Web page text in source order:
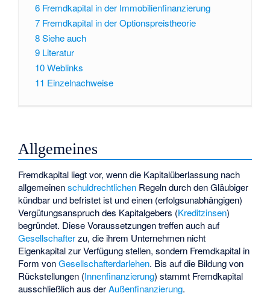
6 Fremdkapital in der Immobilienfinanzierung
7 Fremdkapital in der Optionspreistheorie
8Siehe auch
9 Literatur
10Weblinks
11 Einzelnachweise
Allgemeines
Fremdkapital liegt vor, wenn die Kapitalüberlassung nach
allgemeinenschuldrechtlichen Regeln durch den Gläubiger
kündbar und befristet ist und einen (erfolgsunabhängigen)
Vergütungsanspruch des Kapitalgebers (Kreditzinsen)
begründet. Diese Voraussetzungen treffen auch auf
Gesellschafterzu, die ihrem Unternehmen nicht
Eigenkapital zur Verfügung stellen, sondern Fremdkapital in
Form vonGesellschafterdarlehen. Bis auf die Bildung von
Rückstellungen (Innenfinanzierung) stammt Fremdkapital
ausschließlich aus derAußenfinanzierung.